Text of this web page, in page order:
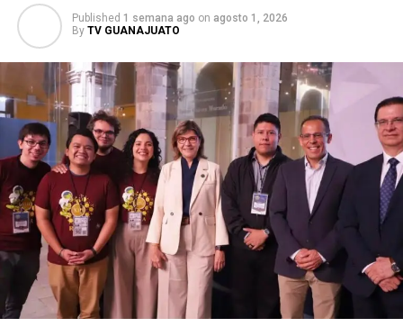
Published 1 semana ago on agosto 1, 2026
By TV GUANAJUATO